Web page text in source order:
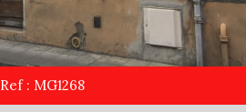
Ref : MG1268